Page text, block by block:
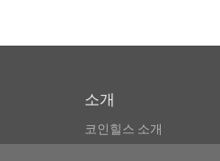
소개
코인힐스 소개
CSPA 인덱스